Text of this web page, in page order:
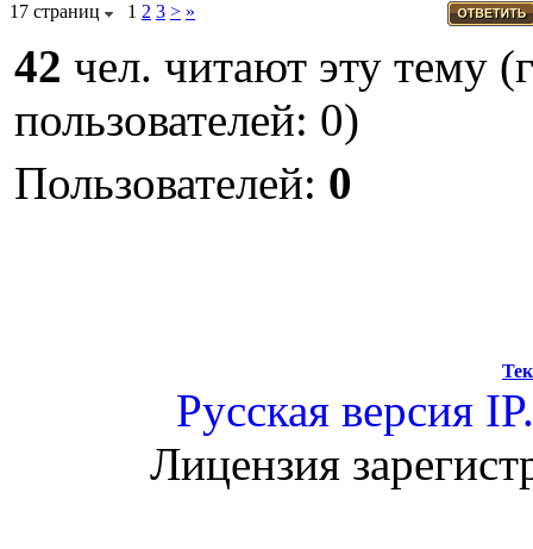
17 страниц 1 2 3 > »
42 чел. читают эту тему
пользователей: 0)
Пользователей: 0
Русская версия
Лицензия